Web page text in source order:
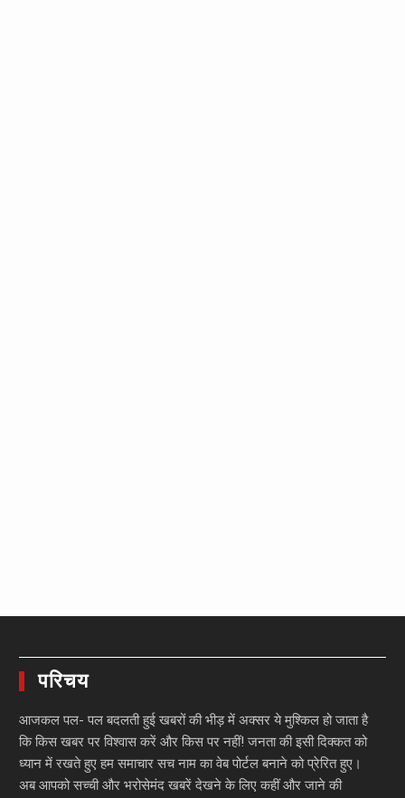
परिचय
आजकल पल- पल बदलती हुई खबरों की भीड़ में अक्सर ये मुश्किल हो जाता है
कि किस खबर पर विश्वास करें और किस पर नहीं! जनता की इसी दिक्कत को
ध्यान में रखते हुए हम समाचार सच नाम का वेब पोर्टल बनाने को प्रेरित हुए।
अब आपको सच्ची और भरोसेमंद खबरें देखने के लिए कहीं और जाने की